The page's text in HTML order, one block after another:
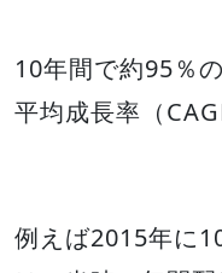
10年間で約95％
平均成長率（
例えば2015年に